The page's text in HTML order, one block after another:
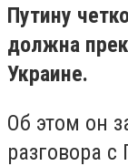
Путину
должна
Украине.
Об этом он
разговора